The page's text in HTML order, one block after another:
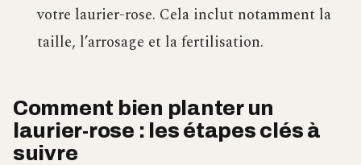
votre laurier-rose. Cela inclut notamment la
taille, l’arrosage et la fertilisation.
Comment bien planter un
laurier-rose : les étapes clés à
suivre